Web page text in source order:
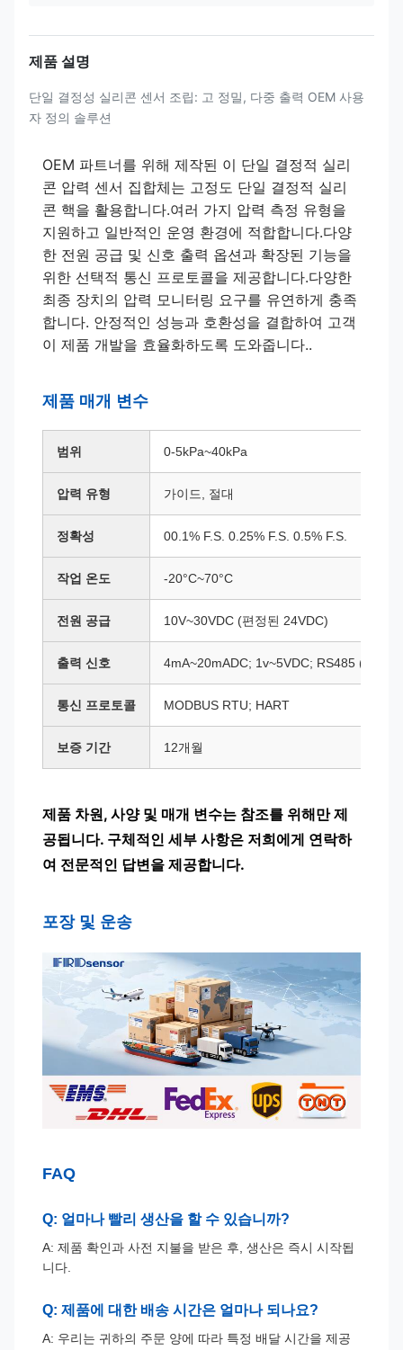
제품 설명
단일 결정성 실리콘 센서 조립: 고 정밀, 다중 출력 OEM 사용
자 정의 솔루션
OEM 파트너를 위해 제작된 이 단일 결정적 실리
콘 압력 센서 집합체는 고정도 단일 결정적 실리
콘 핵을 활용합니다.여러 가지 압력 측정 유형을
지원하고 일반적인 운영 환경에 적합합니다.다양
한 전원 공급 및 신호 출력 옵션과 확장된 기능을
위한 선택적 통신 프로토콜을 제공합니다.다양한
최종 장치의 압력 모니터링 요구를 유연하게 충족
합니다. 안정적인 성능과 호환성을 결합하여 고객
이 제품 개발을 효율화하도록 도와줍니다..
제품 매개 변수
범위 0-5kPa~40kPa
압력 유형 가이드, 절대
정확성 00.1% F.S. 0.25% F.S. 0.5% F.S.
작업 온도 -20°C~70°C
전원 공급 10V~30VDC (편정된 24VDC)
출력 신호 4mA~20mADC; 1v~5VDC; RS485 (선택)
통신 프로토콜 MODBUS RTU; HART
보증 기간 12개월
제품 차원, 사양 및 매개 변수는 참조를 위해만 제
공됩니다. 구체적인 세부 사항은 저희에게 연락하
여 전문적인 답변을 제공합니다.
포장 및 운송
FAQ
Q: 얼마나 빨리 생산을 할 수 있습니까?
A: 제품 확인과 사전 지불을 받은 후, 생산은 즉시 시작됩
니다.
Q: 제품에 대한 배송 시간은 얼마나 되나요?
A: 우리는 귀하의 주문 양에 따라 특정 배달 시간을 제공